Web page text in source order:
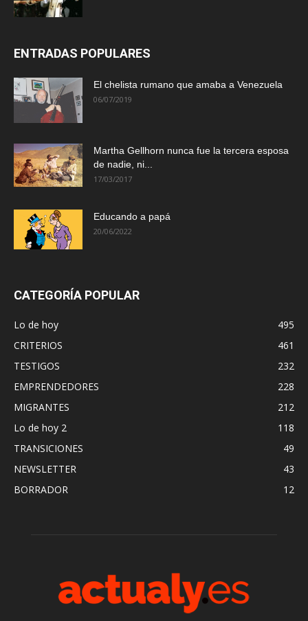
ENTRADAS POPULARES
El chelista rumano que amaba a Venezuela
06/07/2019
Martha Gellhorn nunca fue la tercera esposa
de nadie, ni...
17/03/2017
Educando a papá
20/06/2022
CATEGORÍA POPULAR
Lo de hoy
495
CRITERIOS
461
TESTIGOS
232
EMPRENDEDORES
228
MIGRANTES
212
Lo de hoy 2
118
TRANSICIONES
49
NEWSLETTER
43
BORRADOR
12